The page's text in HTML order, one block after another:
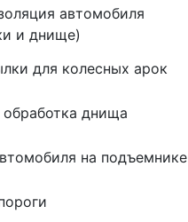
автомобиля
и днище)
для колесных арок
днища
на подъемнике